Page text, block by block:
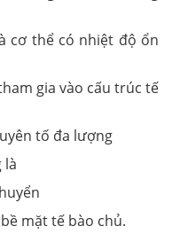
cơ thể có nhiệt độ ổn
gia vào cấu trúc tế
tố đa lượng
là
mặt tế bào chủ.